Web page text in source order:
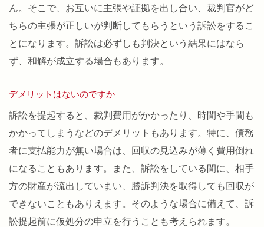
ん。そこで、お互いに主張や証拠を出し合い、裁判官がど
ちらの主張が正しいが判断してもらうという訴訟をするこ
とになります。訴訟は必ずしも判決という結果にはなら
ず、和解が成立する場合もあります。
デメリットはないのですか
訴訟を提起すると、裁判費用がかかったり、時間や手間も
かかってしまうなどのデメリットもあります。特に、債務
者に支払能力が無い場合は、回収の見込みが薄く費用倒れ
になることもあります。また、訴訟をしている間に、相手
方の財産が流出していまい、勝訴判決を取得しても回収が
できないこともありえます。そのような場合に備えて、訴
訟提起前に仮処分の申立を行うことも考えられます。